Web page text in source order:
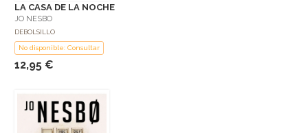
LA CASA DE LA NOCHE
JO NESBO
DEBOLSILLO
No disponible: Consultar
12,95 €